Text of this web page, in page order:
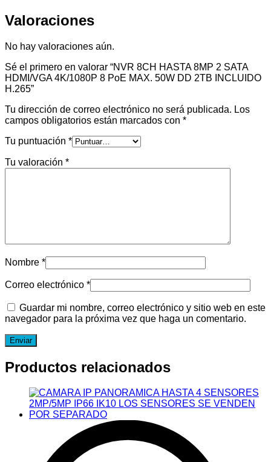
Valoraciones
No hay valoraciones aún.
Sé el primero en valorar “NVR 8CH HASTA 8MP 2 SATA
HDMI/VGA 4K/1080P 8 PoE MAX. 50W DD 2TB INCLUIDO
H.265”
Tu dirección de correo electrónico no será publicada. Los
campos obligatorios están marcados con *
Tu puntuación *
Tu valoración *
Nombre *
Correo electrónico *
Guardar mi nombre, correo electrónico y sitio web en este
navegador para la próxima vez que haga un comentario.
Productos relacionados